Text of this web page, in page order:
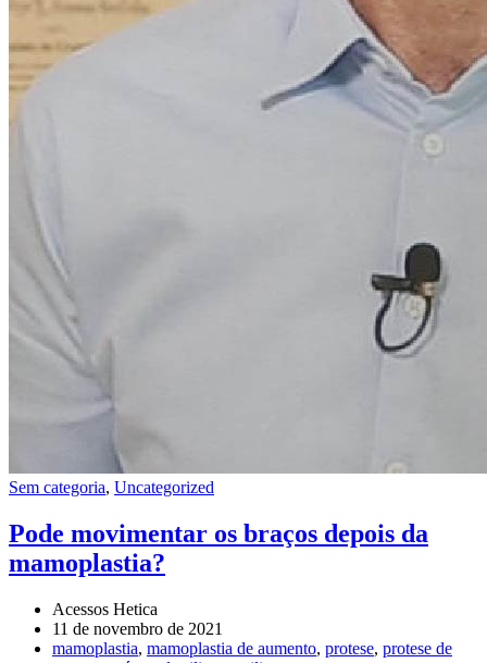
Sem categoria, Uncategorized
Pode movimentar os braços depois da
mamoplastia?
Acessos Hetica
11 de novembro de 2021
mamoplastia, mamoplastia de aumento, protese, protese de